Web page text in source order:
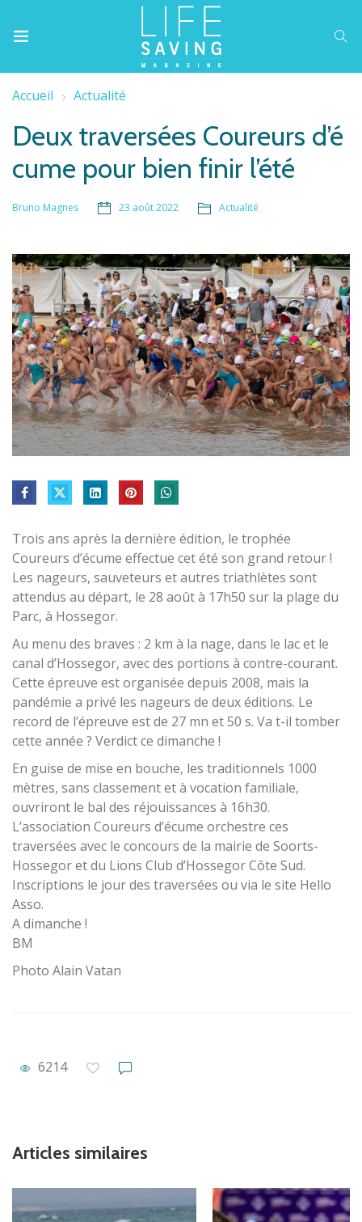
Accueil Actualité
Deux traversées Coureurs d’é
cume pour bien finir l’été
Bruno Magnes 23 août 2022 Actualité
Trois ans après la dernière édition, le trophée
Coureurs d’écume effectue cet été son grand retour !
Les nageurs, sauveteurs et autres triathlètes sont
attendus au départ, le 28 août à 17h50 sur la plage du
Parc, à Hossegor.
Au menu des braves : 2 km à la nage, dans le lac et le
canal d’Hossegor, avec des portions à contre-courant.
Cette épreuve est organisée depuis 2008, mais la
pandémie a privé les nageurs de deux éditions. Le
record de l’épreuve est de 27 mn et 50 s. Va t-il tomber
cette année ? Verdict ce dimanche !
En guise de mise en bouche, les traditionnels 1000
mètres, sans classement et à vocation familiale,
ouvriront le bal des réjouissances à 16h30.
L’association Coureurs d’écume orchestre ces
traversées avec le concours de la mairie de Soorts-
Hossegor et du Lions Club d’Hossegor Côte Sud.
Inscriptions le jour des traversées ou via le site Hello
Asso.
A dimanche !
BM
Photo Alain Vatan
6214
Articles similaires